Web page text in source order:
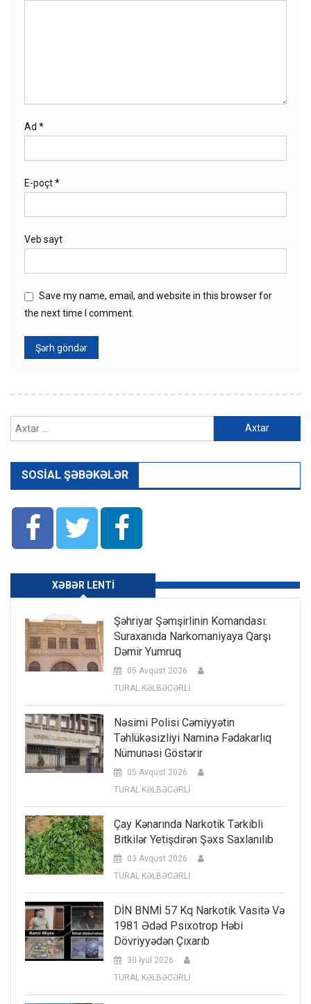
Ad *
E-poçt*
Veb sayt
Save my name, email, and website in this browser for
the next time I comment.
SOSIAL ŞƏBƏKƏLƏR
XƏBƏR LENTI
Şəhriyar Şəmşirlinin Komandası:
Suraxanıda Narkomaniyaya Qarşı
Dəmir Yumruq
05 Avqust 2026
TURAL KƏLBƏCƏRLİ
Nəsimi Polisi Cəmiyyətin
Təhlükəsizliyi Naminə Fədakarlıq
Nümunəsi Göstərir
05 Avqust 2026
TURAL KƏLBƏCƏRLİ
Çay Kənarında Narkotik Tərkibli
Bitkilər Yetişdirən Şəxs Saxlanılıb
03 Avqust 2026
TURAL KƏLBƏCƏRLİ
DİN BNMİ 57 Kq Narkotik Vasitə Və
1981 Ədəd Psixotrop Həbi
Dövriyyədən Çıxarıb
30 İyul 2026
TURAL KƏLBƏCƏRLİ